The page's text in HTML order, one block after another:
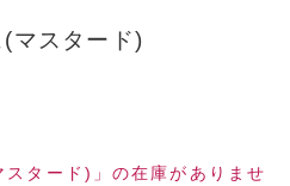
マスタード)
スタード)」の在庫がありませ